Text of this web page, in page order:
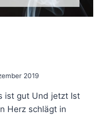
2019
ist gut Und jetzt Ist
Herz schlägt in